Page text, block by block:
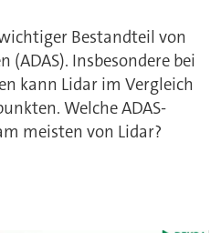
Bestandteil von
(ADAS). Insbesondere bei
kann Lidar im Vergleich
Welche ADAS-
meisten von Lidar?